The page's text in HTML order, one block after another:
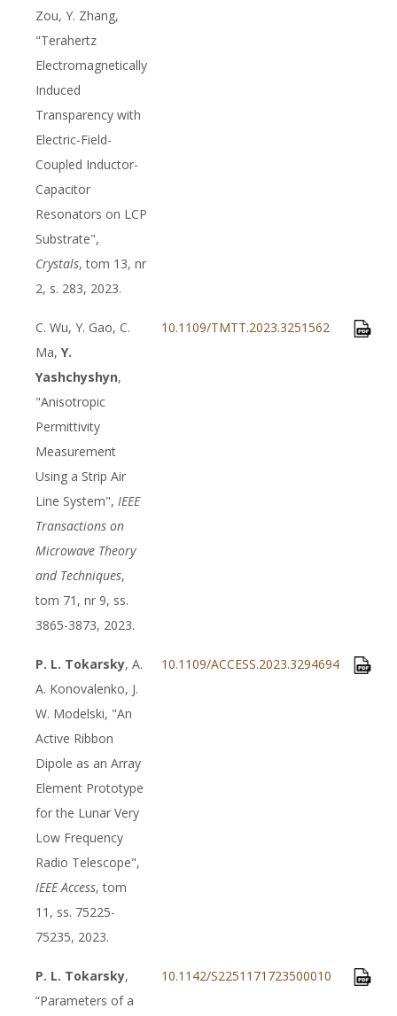
Zou, Y. Zhang,
"Terahertz
Electromagnetically
Induced
Transparency with
Electric-Field-
Coupled Inductor-
Capacitor
Resonators on LCP
Substrate",
Crystals, tom 13, nr
2, s. 283, 2023.
C. Wu, Y. Gao, C.
Ma, Y.
Yashchyshyn,
"Anisotropic
Permittivity
Measurement
Using a Strip Air
Line System", IEEE
Transactions on
Microwave Theory
and Techniques,
tom 71, nr 9, ss.
3865-3873, 2023.
10.1109/TMTT.2023.3251562
P. L. Tokarsky, A.
A. Konovalenko, J.
W. Modelski, "An
Active Ribbon
Dipole as an Array
Element Prototype
for the Lunar Very
Low Frequency
Radio Telescope",
IEEE Access, tom
11, ss. 75225-
75235, 2023.
10.1109/ACCESS.2023.3294694
P. L. Tokarsky,
“Parameters of a
10.1142/S2251171723500010